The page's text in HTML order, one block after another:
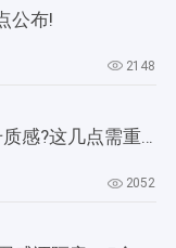
公布!
2148
装修之家装修如何提升质感?这几点需重视起来
2052